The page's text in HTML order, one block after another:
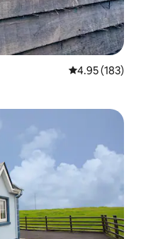
평점 4.95점(5
4.95 (183)